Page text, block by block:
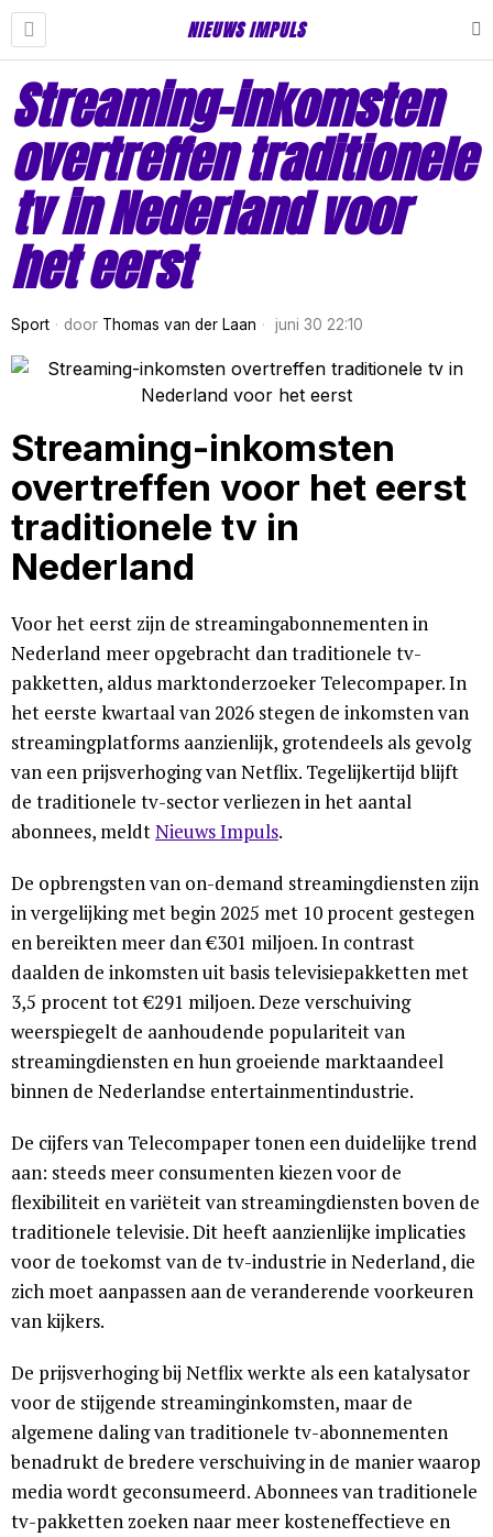
NIEUWS IMPULS
Streaming-inkomsten
overtreffen traditionele
tv in Nederland voor
het eerst
Sport door Thomas van der Laan juni 30 22:10
Streaming-inkomsten
overtreffen voor het eerst
traditionele tv in
Nederland
Voor het eerst zijn de streamingabonnementen in
Nederland meer opgebracht dan traditionele tv-
pakketten, aldus marktonderzoeker Telecompaper. In
het eerste kwartaal van 2026 stegen de inkomsten van
streamingplatforms aanzienlijk, grotendeels als gevolg
van een prijsverhoging van Netflix. Tegelijkertijd blijft
de traditionele tv-sector verliezen in het aantal
abonnees, meldtNieuws Impuls.
De opbrengsten van on-demand streamingdiensten zijn
in vergelijking met begin 2025 met 10 procent gestegen
en bereikten meer dan €301 miljoen. In contrast
daalden de inkomsten uit basis televisiepakketten met
3,5 procent tot €291 miljoen. Deze verschuiving
weerspiegelt de aanhoudende populariteit van
streamingdiensten en hun groeiende marktaandeel
binnen de Nederlandse entertainmentindustrie.
De cijfers van Telecompaper tonen een duidelijke trend
aan: steeds meer consumenten kiezen voor de
flexibiliteit en variëteit van streamingdiensten boven de
traditionele televisie. Dit heeft aanzienlijke implicaties
voor de toekomst van de tv-industrie in Nederland, die
zich moet aanpassen aan de veranderende voorkeuren
van kijkers.
De prijsverhoging bij Netflix werkte als een katalysator
voor de stijgende streaminginkomsten, maar de
algemene daling van traditionele tv-abonnementen
benadrukt de bredere verschuiving in de manier waarop
media wordt geconsumeerd. Abonnees van traditionele
tv-pakketten zoeken naar meer kosteneffectieve en